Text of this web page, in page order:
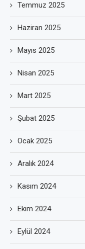
Temmuz 2025
Haziran 2025
Mayıs 2025
Nisan 2025
Mart 2025
Şubat 2025
Ocak 2025
Aralık 2024
Kasım 2024
Ekim 2024
Eylül 2024